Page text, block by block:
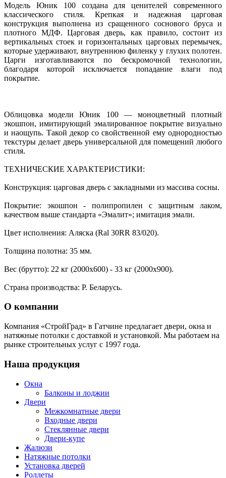
Модель Юник 100 создана для ценителей современного
классического стиля. Крепкая и надежная царговая
конструкция выполнена из сращенного соснового бруса и
плотного МДФ. Царговая дверь, как правило, состоит из
вертикальных стоек и горизонтальных царговых перемычек,
которые удерживают, внутреннюю филенку у глухих полотен.
Царги изготавливаются по бескромочной технологии,
благодаря которой исключается попадание влаги под
покрытие.
Облицовка модели Юник 100 — моноцветный плотный
экошпон, имитирующий эмалированное покрытие визуально
и наощупь. Такой декор со свойственной ему однородностью
текстуры делает дверь универсальной для помещений любого
стиля.
ТЕХНИЧЕСКИЕ ХАРАКТЕРИСТИКИ:
Конструкция: царговая дверь с закладными из массива сосны.
Покрытие: экошпон - полипропилен с защитным лаком,
качеством выше стандарта «Эмалит»; имитация эмали.
Цвет исполнения: Аляска (Ral 30RR 83/020).
Толщина полотна: 35 мм.
Вес (брутто): 22 кг (2000х600) - 33 кг (2000х900).
Страна производства: Р. Беларусь.
О компании
Компания «СтройГрад» в Гатчине предлагает двери, окна и
натяжные потолки с доставкой и установкой. Мы работаем на
рынке строительных услуг с 1997 года.
Наша продукция
Окна
Балконы и лоджии
Двери
Межкомнатные двери
Входные двери
Стеклянные двери
Двери-купе
Жалюзи
Натяжные потолки
Установка дверей
Роллеты